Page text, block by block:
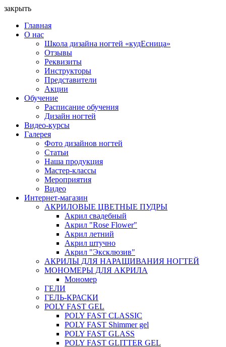
закрыть
Главная
О нас
Школа дизайна ногтей «кудЕсница»
Отзывы
Реквизиты
Инструкторы
Представители
Акции
Обучение
Расписание обучения
Дизайн ногтей
Видео-курсы
Галерея
Фото дизайнов ногтей
Статьи
Наша продукция
Мастер-классы
Мероприятия
Видео
Интернет-магазин
АКРИЛОВЫЕ ЦВЕТНЫЕ ПУДРЫ
Акрил свадебный
Акрил "Rose Flower"
Акрил летний
Акрил штучно
Акрил "Эксклюзив"
АКРИЛЫ ДЛЯ НАРАЩИВАНИЯ НОГТЕЙ
МОНОМЕРЫ ДЛЯ АКРИЛА
Мономер
ГЕЛИ
ГЕЛЬ-КРАСКИ
POLY FAST GEL
POLY FAST CLASSIC
POLY FAST Shimmer gel
POLY FAST GLASS
POLY FAST GLITTER GEL